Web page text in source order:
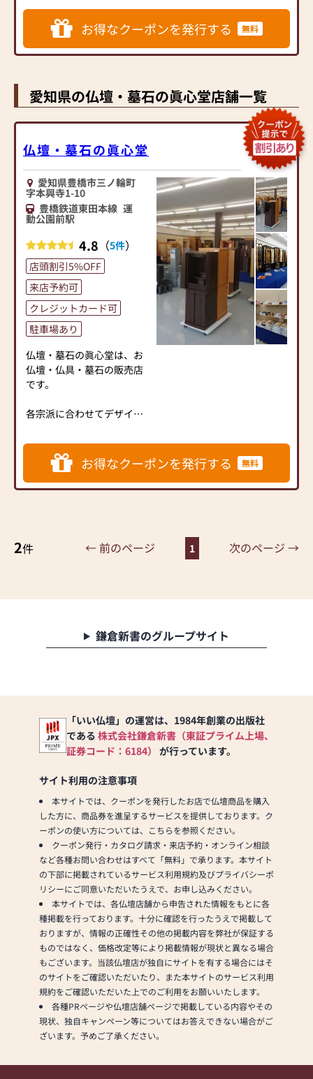
揃えております。
品質、価格、品揃え、是非
ご来店いただきお確かめく
ださい。
位牌、お線香、故人の好物
シリーズ（ローソク）等も
品数豊富に取り揃えており
スタッフ一同、心よりお待
ちしております。
【取り扱い仏壇】
唐木仏壇、上置仏壇、家具
調仏壇、金仏壇、神徒壇
【お仏壇ご購入特典】
★100km県内配達無料
★古いお仏壇のお引き取り
無料
★お位牌文字彫無料
トサービス
お得なクーポンを発行する 無料
愛知県の仏壇・墓石の眞心堂店舗一覧
仏壇・墓石の眞心堂
愛知県豊橋市三ノ輪町
字本興寺1-10
豊橋鉄道東田本線 運
動公園前駅
4.8 （5件）
店頭割引5%OFF
来店予約可
クレジットカード可
駐車場あり
仏壇・墓石の眞心堂は、お
仏壇・仏具・墓石の販売店
です。
各宗派に合わせてデザイ
揃えております。
品質、価格、品揃え、是非
ご来店いただきお確かめく
ださい。
シリーズ（ローソク）等も
スタッフ一同、心よりお待
【取り扱い仏壇】
★100km県内配達無料
★古いお仏壇のお引き取り
無料
★お座布団、お手入れセッ
トサービス
お得なクーポンを発行する 無料
2件 ← 前のページ 1 次のページ →
鎌倉新書のグループサイト
「いい仏壇」の運営は、1984年創業の出版社
である 株式会社鎌倉新書（東証プライム上場、
証券コード：6184） が行っています。
サイト利用の注意事項
本サイトでは、クーポンを発行したお店で仏壇商品を購入
した方に、商品券を進呈するサービスを提供しております。ク
ーポンの使い方については、こちらを参照ください。
クーポン発行・カタログ請求・来店予約・オンライン相談
など各種お問い合わせはすべて「無料」で承ります。本サイト
の下部に掲載されているサービス利用規約及びプライバシーポ
リシーにご同意いただいたうえで、お申し込みください。
本サイトでは、各仏壇店舗から申告された情報をもとに各
種掲載を行っております。十分に確認を行ったうえで掲載して
おりますが、情報の正確性その他の掲載内容を弊社が保証する
ものではなく、価格改定等により掲載情報が現状と異なる場合
もございます。当該仏壇店が独自にサイトを有する場合にはそ
のサイトをご確認いただいたり、また本サイトのサービス利用
規約をご確認いただいた上でのご利用をお願いいたします。
各種PRページや仏壇店舗ページで掲載している内容やその
現状、独自キャンペーン等についてはお答えできない場合がご
ざいます。予めご了承ください。